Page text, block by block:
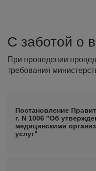
С заботой о
При проведении
требования
Постановление
г. N 1006 "Об
медицинскими
услуг"